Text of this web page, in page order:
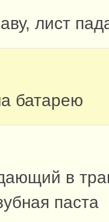
лист
батарею
в
паста